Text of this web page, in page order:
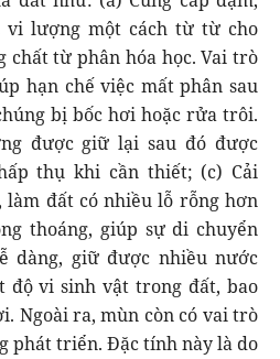
vi lượng một cách từ từ cho
chất từ phân hóa học. Vai trò
hạn chế việc mất phân sau
bị bốc hơi hoặc rửa trôi.
được giữ lại sau đó được
thụ khi cần thiết; (c) Cải
đất có nhiều lỗ rỗng hơn
thoáng, giúp sự di chuyển
dàng, giữ được nhiều nước
độ vi sinh vật trong đất, bao
Ngoài ra, mùn còn có vai trò
phát triển. Đặc tính này là do